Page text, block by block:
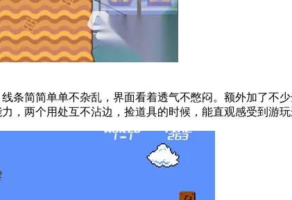
简简单单不杂乱，界面看着透气不憋闷。额外加了不